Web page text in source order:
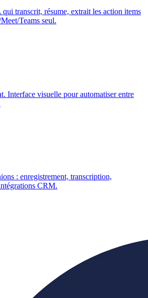
transcrit, résume, extrait les action items
Teams seul.
Interface visuelle pour automatiser entre
: enregistrement, transcription,
CRM.